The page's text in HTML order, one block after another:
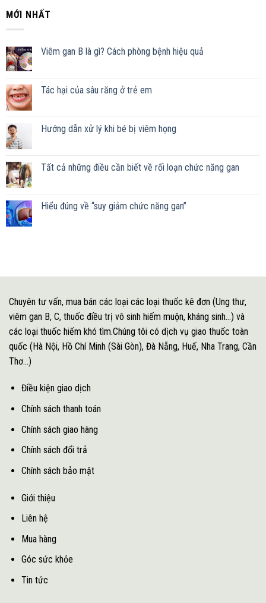
MỚI NHẤT
Viêm gan B là gì? Cách phòng bệnh hiệu quả
Tác hại của sâu răng ở trẻ em
Hướng dẫn xử lý khi bé bị viêm họng
Tất cả những điều cần biết về rối loạn chức năng gan
Hiểu đúng về “suy giảm chức năng gan”
Chuyên tư vấn, mua bán các loại các loại thuốc kê đơn (Ung thư,
viêm gan B, C, thuốc điều trị vô sinh hiếm muộn, kháng sinh...) và
các loại thuốc hiếm khó tìm.Chúng tôi có dịch vụ giao thuốc toàn
quốc (Hà Nội, Hồ Chí Minh (Sài Gòn), Đà Nẵng, Huế, Nha Trang, Cần
Thơ...)
Điều kiện giao dịch
Chính sách thanh toán
Chính sách giao hàng
Chính sách đổi trả
Chính sách bảo mật
Giới thiệu
Liên hệ
Mua hàng
Góc sức khỏe
Tin tức